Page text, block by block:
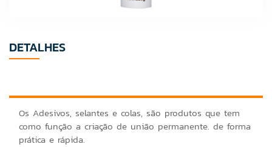
DETALHES
Os Adesivos, selantes e colas, são produtos que tem
como função a criação de união permanente. de forma
prática e rápida.